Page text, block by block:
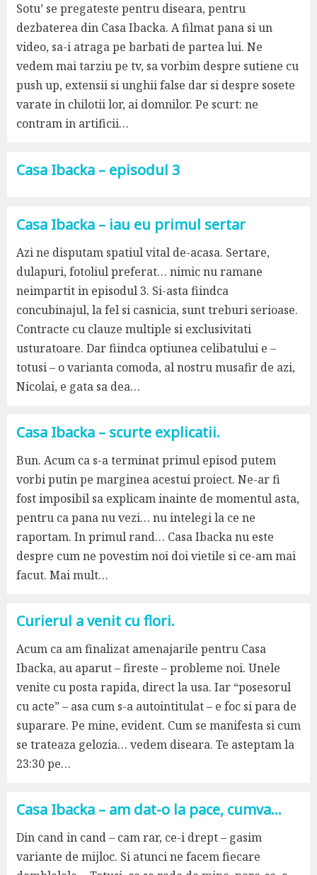
Sotu’ se pregateste pentru diseara, pentru
dezbaterea din Casa Ibacka. A filmat pana si un
video, sa-i atraga pe barbati de partea lui. Ne
vedem mai tarziu pe tv, sa vorbim despre sutiene cu
push up, extensii si unghii false dar si despre sosete
varate in chilotii lor, ai domnilor. Pe scurt: ne
contram in artificii…
Casa Ibacka – episodul 3
Casa Ibacka – iau eu primul sertar
Azi ne disputam spatiul vital de-acasa. Sertare,
dulapuri, fotoliul preferat… nimic nu ramane
neimpartit in episodul 3. Si-asta fiindca
concubinajul, la fel si casnicia, sunt treburi serioase.
Contracte cu clauze multiple si exclusivitati
usturatoare. Dar fiindca optiunea celibatului e –
totusi – o varianta comoda, al nostru musafir de azi,
Nicolai, e gata sa dea…
Casa Ibacka – scurte explicatii.
Bun. Acum ca s-a terminat primul episod putem
vorbi putin pe marginea acestui proiect. Ne-ar fi
fost imposibil sa explicam inainte de momentul asta,
pentru ca pana nu vezi… nu intelegi la ce ne
raportam. In primul rand… Casa Ibacka nu este
despre cum ne povestim noi doi vietile si ce-am mai
facut. Mai mult…
Curierul a venit cu flori.
Acum ca am finalizat amenajarile pentru Casa
Ibacka, au aparut – fireste – probleme noi. Unele
venite cu posta rapida, direct la usa. Iar “posesorul
cu acte” – asa cum s-a autointitulat – e foc si para de
suparare. Pe mine, evident. Cum se manifesta si cum
se trateaza gelozia… vedem diseara. Te asteptam la
23:30 pe…
Casa Ibacka – am dat-o la pace, cumva…
Din cand in cand – cam rar, ce-i drept – gasim
variante de mijloc. Si atunci ne facem fiecare